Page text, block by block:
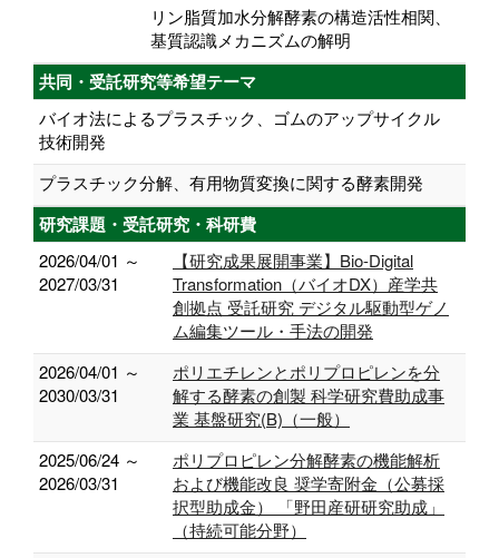
リン脂質加水分解酵素の構造活性相関、
基質認識メカニズムの解明
共同・受託研究等希望テーマ
バイオ法によるプラスチック、ゴムのアップサイクル
技術開発
プラスチック分解、有用物質変換に関する酵素開発
研究課題・受託研究・科研費
2026/04/01 ～
2027/03/31
【研究成果展開事業】Bio-Digital
Transformation（バイオDX）産学共
創拠点 受託研究 デジタル駆動型ゲノ
ム編集ツール・手法の開発
2026/04/01 ～
2030/03/31
ポリエチレンとポリプロピレンを分
解する酵素の創製 科学研究費助成事
業 基盤研究(B)（一般）
2025/06/24 ～
2026/03/31
ポリプロピレン分解酵素の機能解析
および機能改良 奨学寄附金（公募採
択型助成金） 「野田産研研究助成」
（持続可能分野）